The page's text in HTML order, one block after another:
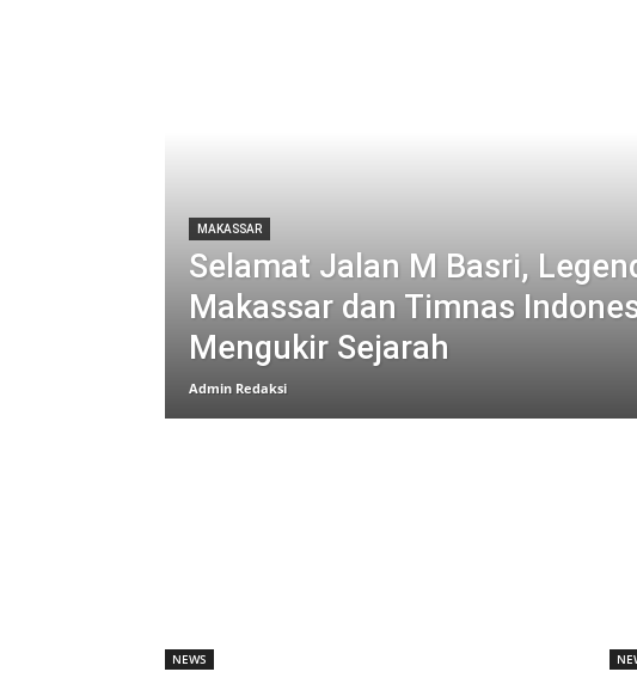
MAKASSAR
Selamat Jalan M Basri,
Makassar dan Timnas
Mengukir Sejarah
Admin Redaksi
NEWS